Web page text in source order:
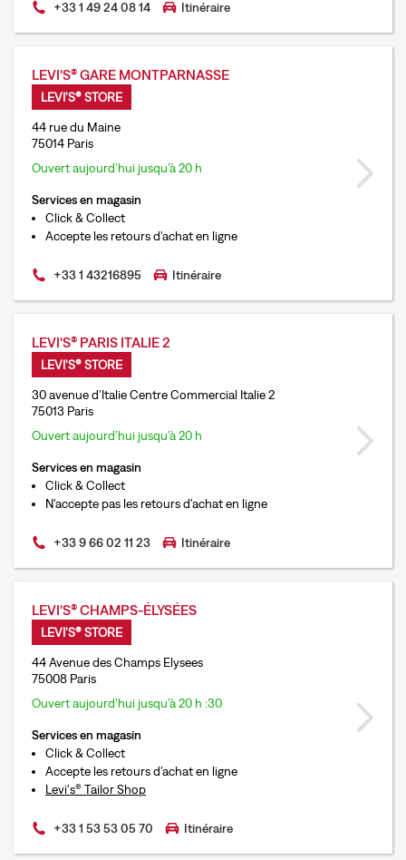
+33 1 49 24 08 14 Itinéraire
LEVI'S® GARE MONTPARNASSE
LEVI'S® STORE
44 rue du Maine
75014 Paris
Ouvert aujourd’hui jusqu’à 20 h
Services en magasin
Click & Collect
Accepte les retours d'achat en ligne
+33 1 43216895 Itinéraire
LEVI'S® PARIS ITALIE 2
LEVI'S® STORE
30 avenue d'Italie Centre Commercial Italie 2
75013 Paris
Ouvert aujourd’hui jusqu’à 20 h
Services en magasin
Click & Collect
N'accepte pas les retours d'achat en ligne
+33 9 66 02 11 23 Itinéraire
LEVI'S® CHAMPS-ÉLYSÉES
LEVI'S® STORE
44 Avenue des Champs Elysees
75008 Paris
Ouvert aujourd’hui jusqu’à 20 h :30
Services en magasin
Click & Collect
Accepte les retours d'achat en ligne
Levi's® Tailor Shop
+33 1 53 53 05 70 Itinéraire